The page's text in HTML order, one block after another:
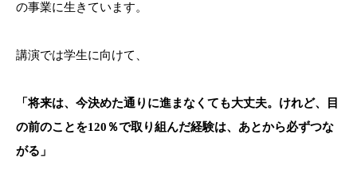
の事業に生きています。
講演では学生に向けて、
「将来は、今決めた通りに進まなくても大丈夫。けれど、目
の前のことを120％で取り組んだ経験は、あとから必ずつな
がる」